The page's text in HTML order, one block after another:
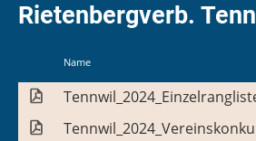
Rietenbergverb.
Name